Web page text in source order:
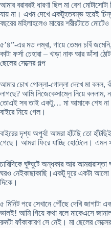
আমার বরাবরই ধারণা ছিল মা বেশ
যায় না। এখন দেখে একটুহতবম্ভ হয়েই
বছরের মহিলাহলেও মায়ের শরীরটাতে
৫’৪”-এর মত লম্বা, গায়ে তেমন চর্বি
কাটা ফর্সা চেহারা – খাড়া নাক আর ডাঁসা
ছেলের সেক্সের গল্প
আমার চোখ গোল্লা-গোল্লা দেখে মা বলল,
লাগছে? আমি নিজেকেসাম্লে নিয়ে বললাম,
তোএই সব তাই একটু… মা আমাকে শেষ না
বাইরে নিয়ে গেল।
বাইরের দৃশ্য অপূর্ব! আমরা হাঁটছি তো
গেছে। আমরা ফিরে যাচ্ছি হোটেলে। এমন
চারিদিকে ঘুট্ঘুটে অন্ধকার আর আমরারাস্তা
ঘরও নেইকাছাকাছি।একটু দূরে একটা আলো
দিকে।
৫ মিনিট পরে সেখানে পৌঁছে দেখি জাগাটা
ভালই! আমি গিয়ে কথা বলে মাকেএসে
রুমটা ফাঁকাকারণ সে নেই। মা ছেলের